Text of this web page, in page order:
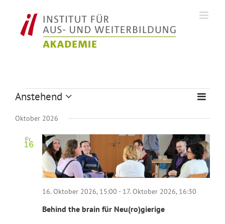
Veranstaltungen Liste
Anstehend
wählen.
Oktober 2026
Fr.
16
Behind the brain für Neu(ro)gierige
16. Oktober 2026, 15:00 - 17. Oktober 2026, 16:30